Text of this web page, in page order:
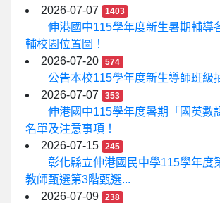
2026-07-07
1403
伸港國中115學年度新生暑期輔導
輔校園位置圖！
2026-07-20
574
公告本校115學年度新生導師班級
2026-07-07
353
伸港國中115學年度暑期「國英數
名單及注意事項！
2026-07-15
245
彰化縣立伸港國民中學115學年度
教師甄選第3階甄選...
2026-07-09
238